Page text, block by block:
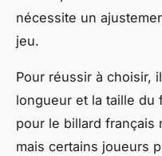
nécessite un
jeu.
Pour réussir à choisir,
longueur et la taille du
pour le billard français
mais certains joueurs